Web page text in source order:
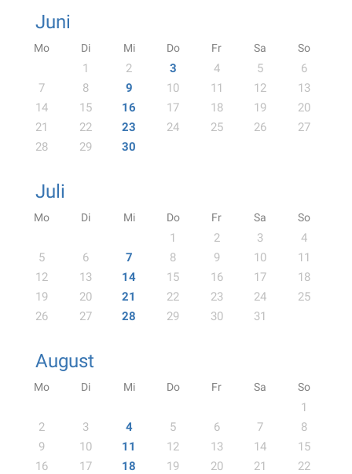
Juni
Mo Di Mi Do Fr Sa So
1 2 3 4 5
6
7
8 9 10 11 12
13
14
15 16 17 18 19
20
21
22 23 24 25 26
27
28
29 30
Juli
Mo Di Mi Do Fr Sa So
1 2 3
4
5
6 7 8 9 10
11
12
13 14 15 16 17
18
19
20 21 22 23 24
25
26
27 28 29 30 31
August
Mo Di Mi Do Fr Sa So
1
2
3 4 5 6 7
8
9
10 11 12 13 14
15
16
17 18 19 20 21
22